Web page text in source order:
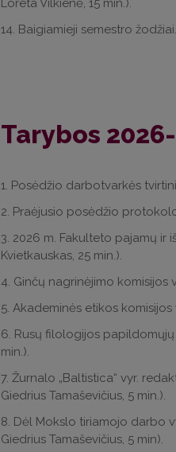
Loreta Vilkienė, 15 min.).
14. Baigiamieji semestro žodžiai.
Tarybos
1. Posėdžio darbotvarkės
2. Praėjusio posėdžio
3. 2026 m. Fakulteto pajamų ir
Kvietkauskas, 25 min.).
4. Ginčų nagrinėjimo komisijos
5. Akademinės etikos
6. Rusų filologijos
min.).
7. Žurnalo „Baltistica“ vyr.
Giedrius Tamaševičius, 5 min.).
8. Dėl Mokslo tiriamojo darbo
Giedrius Tamaševičius, 5 min).